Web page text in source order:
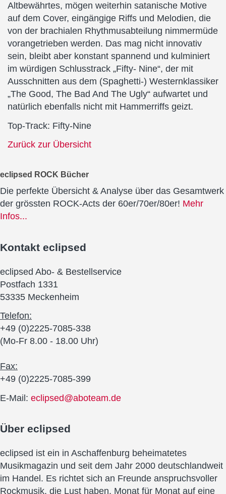
Altbewährtes, mögen weiterhin satanische Motive
auf dem Cover, eingängige Riffs und Melodien, die
von der brachialen Rhythmusabteilung nimmermüde
vorangetrieben werden. Das mag nicht innovativ
sein, bleibt aber konstant spannend und kulminiert
im würdigen Schlusstrack „Fifty- Nine“, der mit
Ausschnitten aus dem (Spaghetti-) Westernklassiker
„The Good, The Bad And The Ugly“ aufwartet und
natürlich ebenfalls nicht mit Hammerriffs geizt.
Top-Track: Fifty-Nine
Zurück zur Übersicht
eclipsed ROCK Bücher
Die perfekte Übersicht & Analyse über das Gesamtwerk
der grössten ROCK-Acts der 60er/70er/80er! Mehr
Infos...
Kontakt eclipsed
eclipsed Abo- & Bestellservice
Postfach 1331
53335 Meckenheim
Telefon:
+49 (0)2225-7085-338
(Mo-Fr 8.00 - 18.00 Uhr)
Fax:
+49 (0)2225-7085-399
E-Mail: eclipsed@aboteam.de
Über eclipsed
eclipsed ist ein in Aschaffenburg beheimatetes
Musikmagazin und seit dem Jahr 2000 deutschlandweit
im Handel. Es richtet sich an Freunde anspruchsvoller
Rockmusik, die Lust haben, Monat für Monat auf eine